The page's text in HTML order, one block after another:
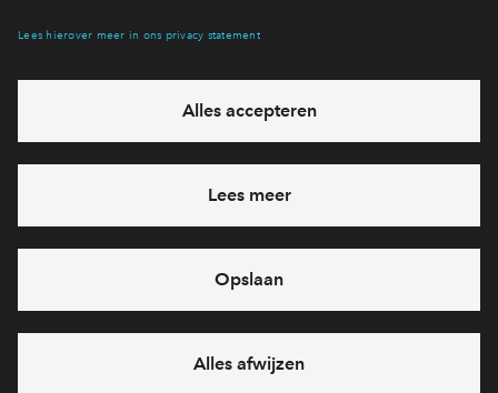
Hiermee blijf je op de hoogte van het belangrijkste nieuws en
Ja, ik wil mij aanmelden
Heb je een vraag en wil je direct antwoord? Bel ons op
712 27 15
feestdagen)
vandaag gesloten, vrijdag zijn we vanaf
09:00 uur weer
bereikbaar